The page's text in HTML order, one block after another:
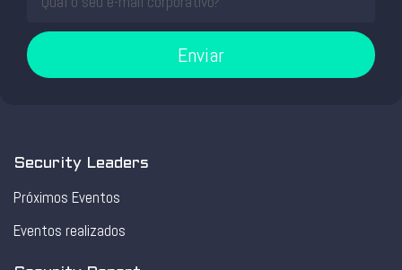
Enviar
Security Leaders
Próximos Eventos
Eventos realizados